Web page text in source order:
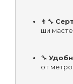
👨‍🔧
ши
🔧
от